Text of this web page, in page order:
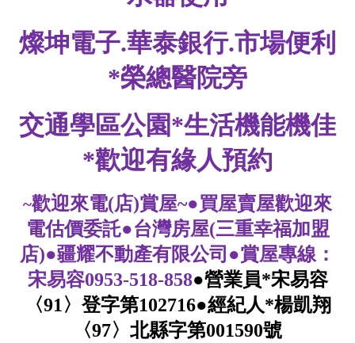
3樓 4樓
11~20樓
21樓以上
~ 樓
格局
不拘
1房
2房 3房
5房以上